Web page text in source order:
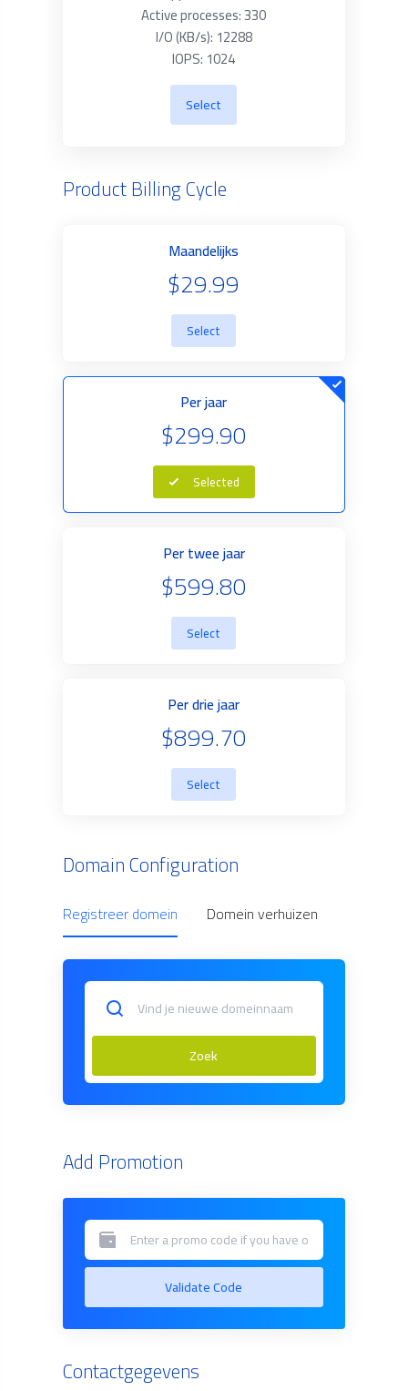
Active processes: 330
I/O (KB/s): 12288
IOPS: 1024
Select
Product Billing Cycle
Maandelijks
$29.99
Select
Per jaar
$299.90
Selected
Per twee jaar
$599.80
Select
Per drie jaar
$899.70
Select
Domain Configuration
Registreer domein Domein verhuizen
Zoek
Add Promotion
Validate Code
Contactgegevens